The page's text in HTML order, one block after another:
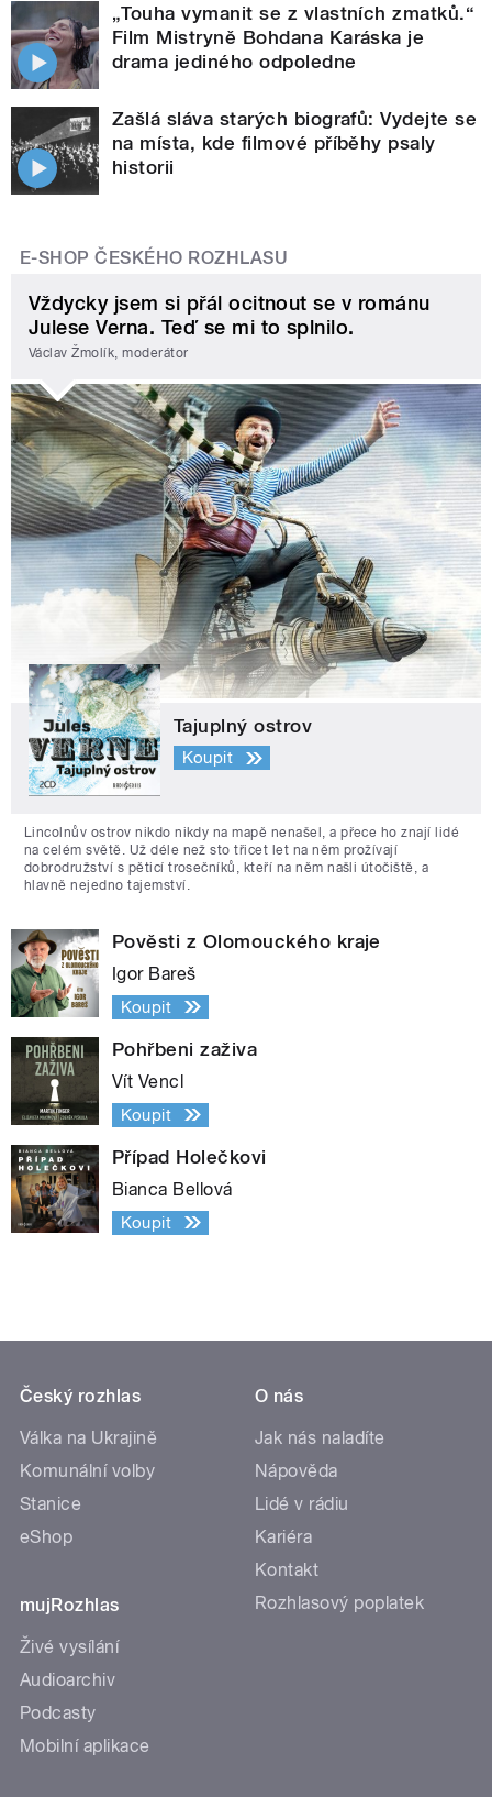
„Touha vymanit se z vlastních zmatků.“
Film Mistryně Bohdana Karáska je
drama jediného odpoledne
Zašlá sláva starých biografů: Vydejte se
na místa, kde filmové příběhy psaly
historii
E-SHOP ČESKÉHO ROZHLASU
Vždycky jsem si přál ocitnout se v románu
Julese Verna. Teď se mi to splnilo.
Václav Žmolík, moderátor
Tajuplný ostrov
Koupit
Lincolnův ostrov nikdo nikdy na mapě nenašel, a přece ho znají lidé
na celém světě. Už déle než sto třicet let na něm prožívají
dobrodružství s pěticí trosečníků, kteří na něm našli útočiště, a
hlavně nejedno tajemství.
Pověsti z Olomouckého kraje
Igor Bareš
Koupit
Pohřbeni zaživa
Vít Vencl
Koupit
Případ Holečkovi
Bianca Bellová
Koupit
Český rozhlas
Válka na Ukrajině
Komunální volby
Stanice
eShop
mujRozhlas
Živé vysílání
Audioarchiv
Podcasty
Mobilní aplikace
O nás
Jak nás naladíte
Nápověda
Lidé v rádiu
Kariéra
Kontakt
Rozhlasový poplatek